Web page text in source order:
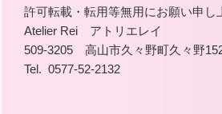
許可転載・転用等無用にお願い申し
Atelier Rei アトリエレイ
509-3205 高山市久々野町久々野
Tel. 0577-52-2132